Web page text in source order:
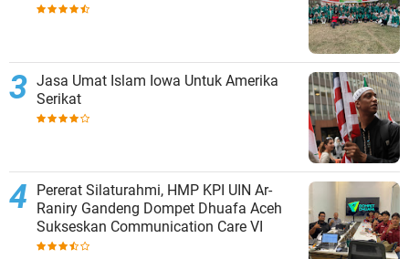
Jasa Umat Islam Iowa Untuk Amerika
Serikat
Pererat Silaturahmi, HMP KPI UIN Ar-
Raniry Gandeng Dompet Dhuafa Aceh
Sukseskan Communication Care VI